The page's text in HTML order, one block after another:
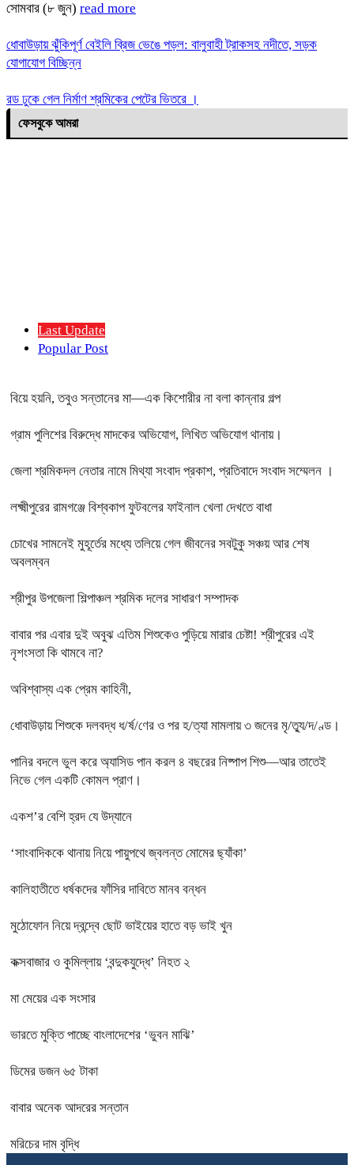
সোমবার (৮ জুন) read more
ধোবাউড়ায় ঝুঁকিপূর্ণ বেইলি ব্রিজ ভেঙে পড়ল: বালুবাহী ট্রাকসহ নদীতে, সড়ক
যোগাযোগ বিচ্ছিন্ন
রড ঢুকে গেল নির্মাণ শ্রমিকের পেটের ভিতরে ।
ফেসবুকে আমরা
Last Update
Popular Post
বিয়ে হয়নি, তবুও সন্তানের মা—এক কিশোরীর না বলা কান্নার গল্প
গ্রাম পুলিশের বিরুদ্ধে মাদকের অভিযোগ, লিখিত অভিযোগ থানায়।
জেলা শ্রমিকদল নেতার নামে মিথ্যা সংবাদ প্রকাশ, প্রতিবাদে সংবাদ সম্মেলন ।
লক্ষ্মীপুরের রামগঞ্জে বিশ্বকাপ ফুটবলের ফাইনাল খেলা দেখতে বাধা
চোখের সামনেই মুহূর্তের মধ্যে তলিয়ে গেল জীবনের সবটুকু সঞ্চয় আর শেষ
অবলম্বন
শ্রীপুর উপজেলা শিল্পাঞ্চল শ্রমিক দলের সাধারণ সম্পাদক
বাবার পর এবার দুই অবুঝ এতিম শিশুকেও পুড়িয়ে মারার চেষ্টা! শ্রীপুরের এই
নৃশংসতা কি থামবে না?
অবিশ্বাস্য এক প্রেম কাহিনী,
ধোবাউড়ায় শিশুকে দলবদ্ধ ধ/র্ষ/ণের ও পর হ/ত্যা মামলায় ৩ জনের মৃ/ত্যু/দ/ণ্ড।
পানির বদলে ভুল করে অ্যাসিড পান করল ৪ বছরের নিষ্পাপ শিশু—আর তাতেই
নিভে গেল একটি কোমল প্রাণ।
একশ’র বেশি হ্রদ যে উদ্যানে
‘সাংবাদিককে থানায় নিয়ে পায়ুপথে জ্বলন্ত মোমের ছ্যাঁকা’
কালিহাতীতে ধর্ষকদের ফাঁসির দাবিতে মানব বন্ধন
মুঠোফোন নিয়ে দ্বন্দ্বে ছোট ভাইয়ের হাতে বড় ভাই খুন
কক্সবাজার ও কুমিল্লায় ‘বন্দুকযুদ্ধে’ নিহত ২
মা মেয়ের এক সংসার
ভারতে মুক্তি পাচ্ছে বাংলাদেশের ‘ভুবন মাঝি’
ডিমের ডজন ৬৫ টাকা
বাবার অনেক আদরের সন্তান
মরিচের দাম বৃদ্ধি